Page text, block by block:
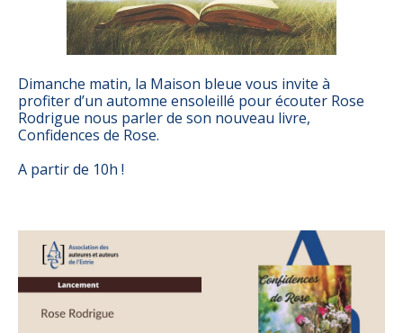
Dimanche matin, la Maison bleue vous invite à
profiter d’un automne ensoleillé pour écouter Rose
Rodrigue nous parler de son nouveau livre,
Confidences de Rose.
A partir de 10h !